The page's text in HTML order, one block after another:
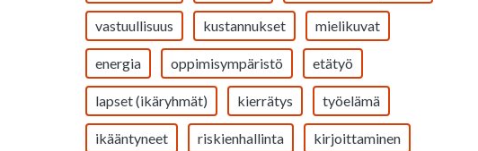
vastuullisuus kustannukset mielikuvat
energia oppimisympäristö etätyö
lapset (ikäryhmät) kierrätys työelämä
ikääntyneet riskienhallinta kirjoittaminen